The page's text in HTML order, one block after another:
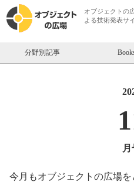
オブジェクトの
よる技術発表サ
分野別記事
今月もオブジェクトの広場